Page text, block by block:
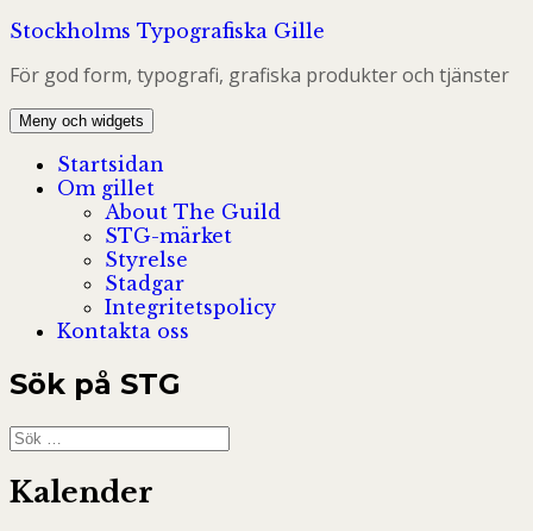
Hoppa
innehåll
Stockholms Typografiska Gille
För god form, typografi, grafiska produkter och tjänster
Meny och widgets
Startsidan
Om gillet
About The Guild
STG-märket
Styrelse
Stadgar
Integritetspolicy
Kontakta oss
Sök på STG
Sök
efter:
Kalender